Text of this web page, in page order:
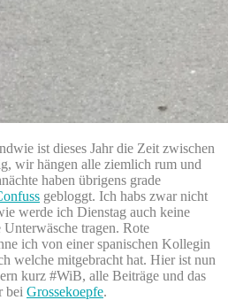
ist dieses Jahr die Zeit zwischen
wir hängen alle ziemlich rum und
haben übrigens grade
gebloggt. Ich habs zwar nicht
werde ich Dienstag auch keine
tragen. Rote
ich von einer spanischen Kollegin
welche mitgebracht hat. Hier ist nun
kurz #WiB, alle Beiträge und das
bei Grossekoepfe.